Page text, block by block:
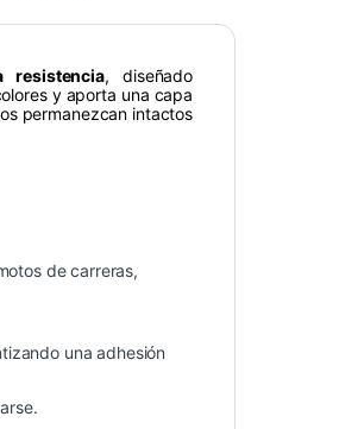
resistencia, diseñado
y aporta una capa
permanezcan intactos
de carreras,
una adhesión